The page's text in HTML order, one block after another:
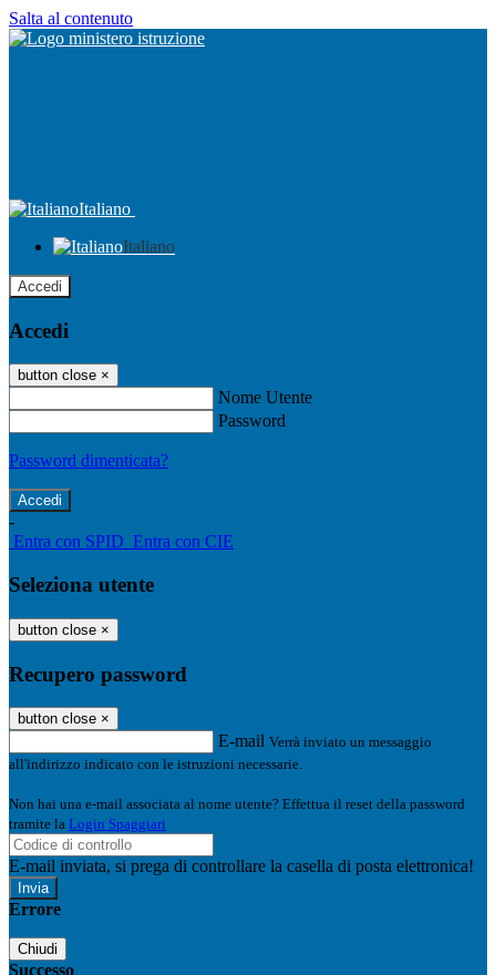
Salta al contenuto
Italiano
Italiano
Accedi
Accedi
button close ×
Nome Utente
Password
Password dimenticata?
-
Entra con SPID Entra con CIE
Seleziona utente
button close ×
Recupero password
button close ×
E-mail Verrà inviato un messaggio
all'indirizzo indicato con le istruzioni necessarie.
Non hai una e-mail associata al nome utente? Effettua il reset della password
tramite la Login Spaggiari
E-mail inviata, si prega di controllare la casella di posta elettronica!
Errore
Chiudi
Successo